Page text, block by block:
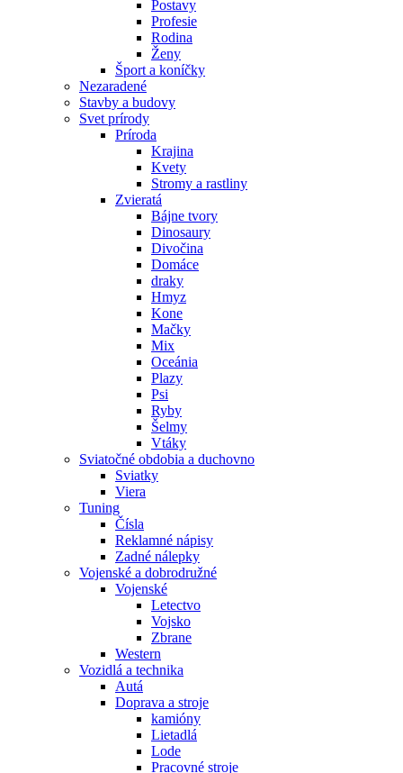
Postavy
Profesie
Rodina
Ženy
Šport a koníčky
Nezaradené
Stavby a budovy
Svet prírody
Príroda
Krajina
Kvety
Stromy a rastliny
Zvieratá
Bájne tvory
Dinosaury
Divočina
Domáce
draky
Hmyz
Kone
Mačky
Mix
Oceánia
Plazy
Psi
Ryby
Šelmy
Vtáky
Sviatočné obdobia a duchovno
Sviatky
Viera
Tuning
Čísla
Reklamné nápisy
Zadné nálepky
Vojenské a dobrodružné
Vojenské
Letectvo
Vojsko
Zbrane
Western
Vozidlá a technika
Autá
Doprava a stroje
kamióny
Lietadlá
Lode
Pracovné stroje